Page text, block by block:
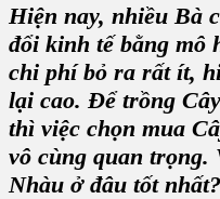
Hiện nay, nhiều Bà
đổi kinh tế bằng mô
chi phí bỏ ra rất ít,
lại cao. Để trồng
thì việc chọn mua
vô cùng quan trọng.
Nhàu ở đâu tốt nhất?